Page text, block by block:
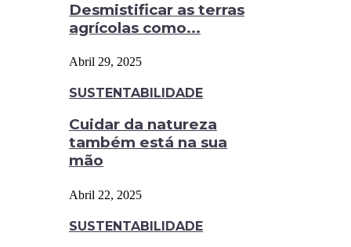
Desmistificar as terras
agrícolas como...
Abril 29, 2025
SUSTENTABILIDADE
Cuidar da natureza
também está na sua
mão
Abril 22, 2025
SUSTENTABILIDADE